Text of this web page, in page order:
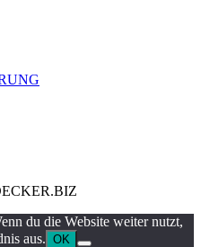
du die Website weiter nutzt,
aus. OK